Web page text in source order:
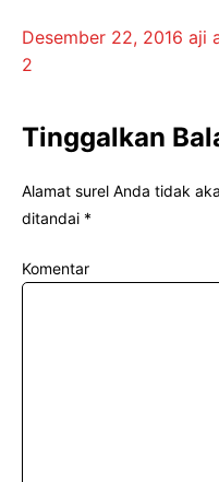
Desember 22, 2016 aji
2
Tinggalkan
Alamat surel Anda tidak
ditandai *
Komentar